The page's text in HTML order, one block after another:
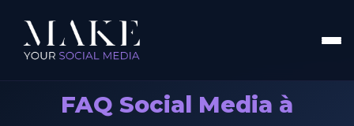
FAQ Social Media à